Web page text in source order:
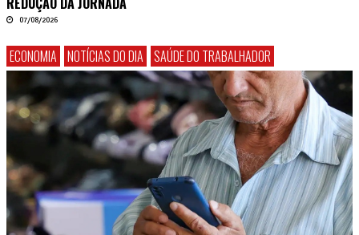
07/08/2026
ECONOMIA NOTÍCIAS DO DIA SAÚDE DO TRABALHADOR